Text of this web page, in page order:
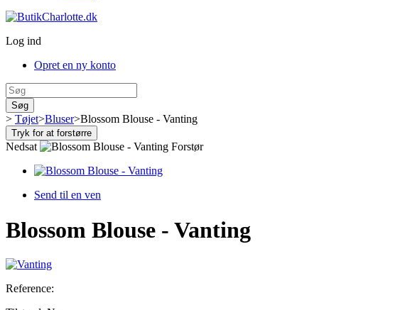
Log ind
Opret en ny konto
Søg
> Tøjet>Bluser>Blossom Blouse - Vanting
Tryk for at forstørre
Nedsat Forstør
Send til en ven
Blossom Blouse - Vanting
Reference: